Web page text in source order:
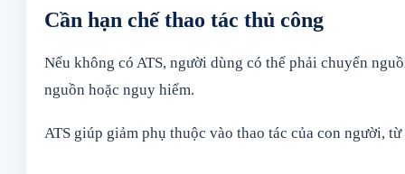
Cần hạn chế thao tác thủ công
Nếu không có ATS, người dùng có thể phải chuyển
nguồn hoặc nguy hiểm.
ATS giúp giảm phụ thuộc vào thao tác của con người,